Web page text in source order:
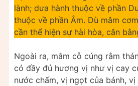
lành; dưa hành thuộc về phần
thuộc về phần Âm. Dù mâm
cần thể hiện sự hài hòa, cân
Ngoài ra, mâm cỗ cúng rằm
có đầy đủ hương vị như vị cay
nước chấm, vị ngọt của bánh, vị